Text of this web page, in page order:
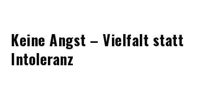
Keine Angst – Vielfalt statt
Intoleranz